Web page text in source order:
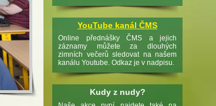
YouTube kanál ČMS
Online přednášky ČMS a jejich
záznamy můžete za dlouhých
zimních večerů sledovat na našem
kanálu Youtube. Odkaz je v nadpisu.
Kudy z nudy?